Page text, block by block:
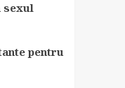
sexul
pentru